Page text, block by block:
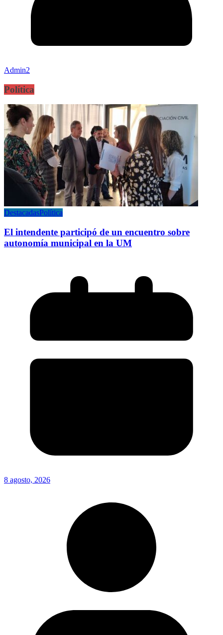
Admin2
Política
DestacadasPolítica
El intendente participó de un encuentro sobre
autonomía municipal en la UM
8 agosto, 2026